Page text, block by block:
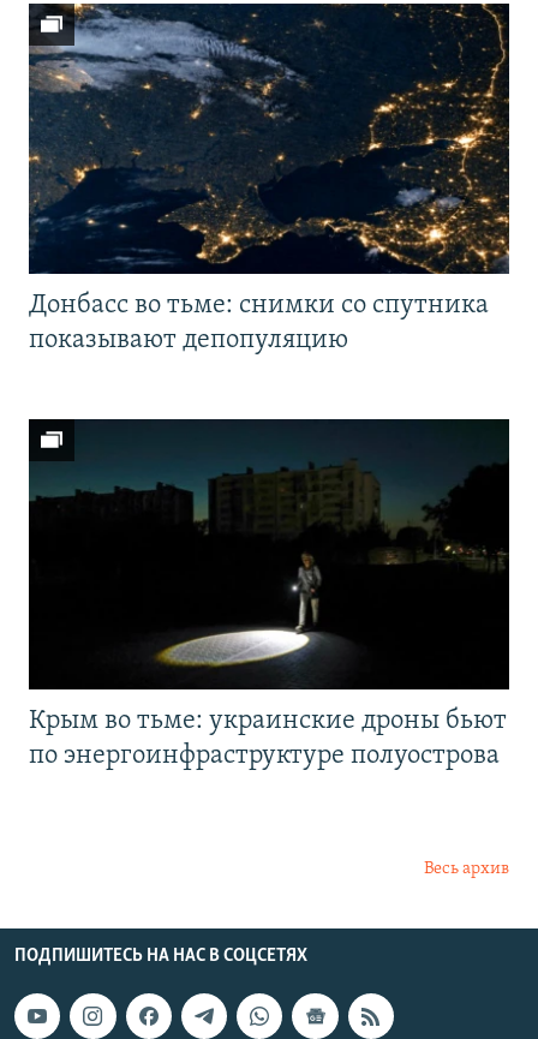
Донбасс во тьме: снимки со спутника
показывают депопуляцию
Крым во тьме: украинские дроны бьют
по энергоинфраструктуре полуострова
Весь архив
ПОДПИШИТЕСЬ НА НАС В СОЦСЕТЯХ